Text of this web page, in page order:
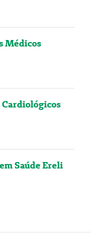
Médicos
Cardiológicos
Saúde Ereli